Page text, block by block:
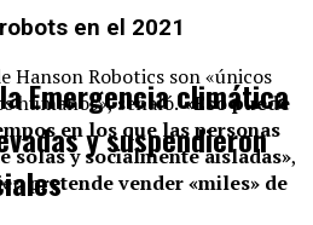
en el 2021
Hanson Robotics son «únicos
humanos», señaló.«Eso puede
en los que las personas
solas y socialmente aisladas»,
pretende vender «miles» de
Emergencia climática
y suspendieron